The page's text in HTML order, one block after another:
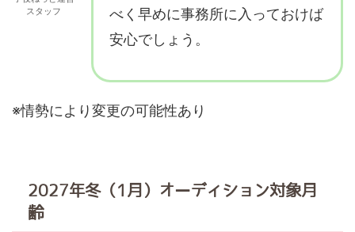
スタッフ
べく早めに事務所に入っておけば
安心でしょう。
※情勢により変更の可能性あり
2027年冬（1月）オーディション対象月
齢